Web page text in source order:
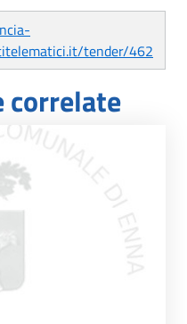
tender/462
correlate